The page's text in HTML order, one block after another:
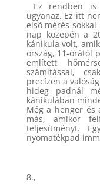
Ez rendben is
ugyanaz. Ez itt
elsõ mérés
nap közepén a
kánikula volt,
ország, 11-órától
említett
számítással,
precízen a
hideg padnál
kánikulában
Még a henger és
más, amikor
teljesítményt.
nyomatékpad
8.,